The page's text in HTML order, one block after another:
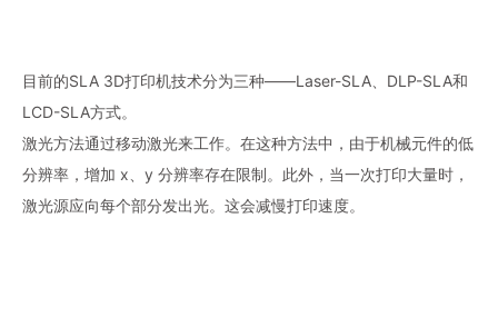
目前的SLA 3D打印机技术分为三种——Laser-SLA、DLP-SLA和
LCD-SLA方式。
激光方法通过移动激光来工作。在这种方法中，由于机械元件的低
分辨率，增加 x、y 分辨率存在限制。此外，当一次打印大量时，
激光源应向每个部分发出光。这会减慢打印速度。